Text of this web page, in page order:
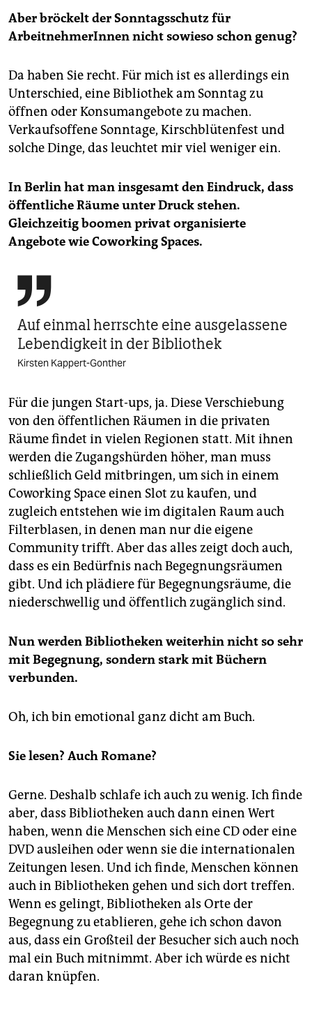
Aber bröckelt der Sonntagsschutz für
ArbeitnehmerInnen nicht sowieso schon genug?
Da haben Sie recht. Für mich ist es allerdings ein
Unterschied, eine Bibliothek am Sonntag zu
öffnen oder Konsumangebote zu machen.
Verkaufsoffene Sonntage, Kirschblütenfest und
solche Dinge, das leuchtet mir viel weniger ein.
In Berlin hat man insgesamt den Eindruck, dass
öffentliche Räume unter Druck stehen.
Gleichzeitig boomen privat organisierte
Angebote wie Coworking Spaces.

Auf einmal herrschte eine ausgelassene
Lebendigkeit in der Bibliothek
Kirsten Kappert-Gonther
Für die jungen Start-ups, ja. Diese Verschiebung
von den öffentlichen Räumen in die privaten
Räume findet in vielen Regionen statt. Mit ihnen
werden die Zugangshürden höher, man muss
schließlich Geld mitbringen, um sich in einem
Coworking Space einen Slot zu kaufen, und
zugleich entstehen wie im digitalen Raum auch
Filterblasen, in denen man nur die eigene
Community trifft. Aber das alles zeigt doch auch,
dass es ein Bedürfnis nach Begegnungsräumen
gibt. Und ich plädiere für Begegnungsräume, die
niederschwellig und öffentlich zugänglich sind.
Nun werden Bibliotheken weiterhin nicht so sehr
mit Begegnung, sondern stark mit Büchern
verbunden.
Oh, ich bin emotional ganz dicht am Buch.
Sie lesen? Auch Romane?
Gerne. Deshalb schlafe ich auch zu wenig. Ich finde
aber, dass Bibliotheken auch dann einen Wert
haben, wenn die Menschen sich eine CD oder eine
DVD ausleihen oder wenn sie die internationalen
Zeitungen lesen. Und ich finde, Menschen können
auch in Bibliotheken gehen und sich dort treffen.
Wenn es gelingt, Bibliotheken als Orte der
Begegnung zu etablieren, gehe ich schon davon
aus, dass ein Großteil der Besucher sich auch noch
mal ein Buch mitnimmt. Aber ich würde es nicht
daran knüpfen.